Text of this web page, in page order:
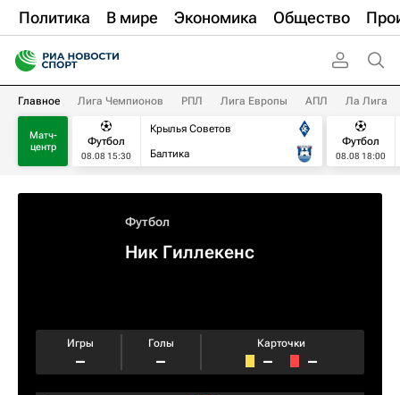
Политика В мире Экономика Общество
Главное Лига Чемпионов РПЛ Лига Европы АПЛ Ла Лига
Матч-
центр
Футбол
08.08 15:30
Крылья Советов
Балтика
Футбол
08.08 18:00
Футбол
Ник Гиллекенс
Игры
–
Голы
–
Карточки
– –